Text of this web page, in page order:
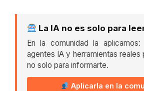
La IA no es solo para
En la comunidad la aplicamos:
agentes IA y herramientas reales
no solo para informarte.
Aplicarla en la